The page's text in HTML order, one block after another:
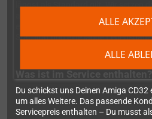
ALLE
ALLE
längst als Standard gilt. Wir setzen
ausgewählte Kondensatoren, die
entsprechen oder diese sogar
Stabilität und eine lange
Du schickst uns Deinen Amiga
um alles Weitere. Das passende
Servicepreis enthalten – Du musst